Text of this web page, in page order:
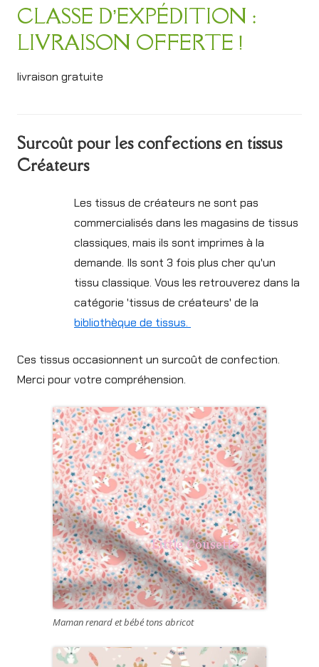
CLASSE D’EXPÉDITION :
LIVRAISON OFFERTE !
livraison gratuite
Surcoût pour les confections en tissus
Créateurs
Les tissus de créateurs ne sont pas
commercialisés dans les magasins de tissus
classiques, mais ils sont imprimes à la
demande. Ils sont 3 fois plus cher qu'un
tissu classique. Vous les retrouverez dans la
catégorie 'tissus de créateurs' de la
bibliothèque de tissus.
Ces tissus occasionnent un surcoût de confection.
Merci pour votre compréhension.
Maman renard et bébé tons abricot